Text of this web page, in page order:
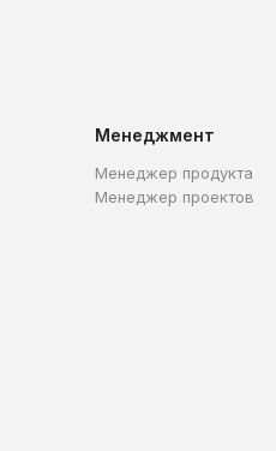
Менеджмент
Менеджер продукта
Менеджер проектов